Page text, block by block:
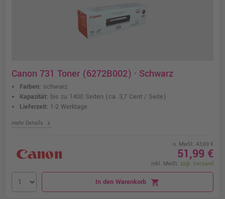
Canon 731 Toner (6272B002) · Schwarz
Farben: schwarz
Kapazität: bis zu 1400 Seiten (ca. 3,7 Cent / Seite)
Lieferzeit: 1-2 Werktage
mehr Details chevron_right
o. MwSt. 43,69 €
51,99 €
inkl. MwSt. zzgl. Versand
In den Warenkorb shopping_cart